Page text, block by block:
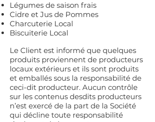
Légumes de saison frais
Cidre et Jus de Pommes
Charcuterie Local
Biscuiterie Local
Le Client est informé que quelques
produits proviennent de producteurs
locaux extérieurs et ils sont produits
et emballés sous la responsabilité de
ceci-dit producteur. Aucun contrôle
sur les contenus desdits producteurs
n’est exercé de la part de la Société
qui décline toute responsabilité